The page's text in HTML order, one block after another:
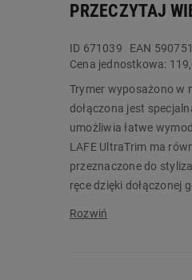
PRZECZYTAJ
ID 671039
EAN
Cena jednostkowa:
Trymer wyposażono w
dołączona jest
umożliwia łatwe
LAFE UltraTrim ma
przeznaczone do
ręce dzięki dołączonej